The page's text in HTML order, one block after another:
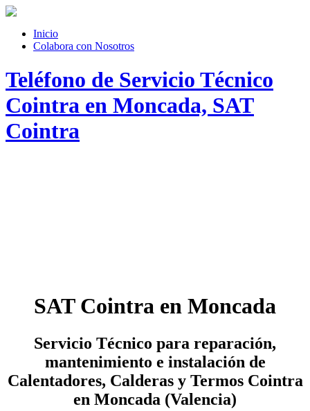
Inicio
Colabora con Nosotros
Teléfono de Servicio Técnico
Cointra en Moncada, SAT
Cointra
SAT Cointra en Moncada
Servicio Técnico para reparación,
mantenimiento e instalación de
Calentadores, Calderas y Termos Cointra
en Moncada (Valencia)